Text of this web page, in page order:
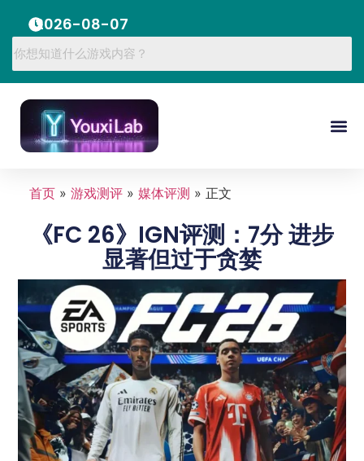
2026-08-07
首页» 游戏测评» 媒体评测 » 正文
《FC 26》IGN评测：7分 进步
显著但过于贪婪